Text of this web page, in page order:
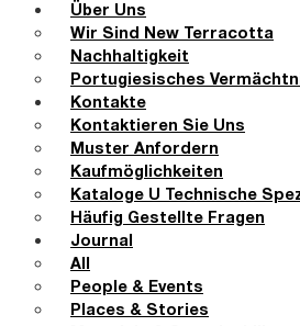
Über Uns
Wir Sind New Terracotta
Nachhaltigkeit
Portugiesisches
Kontakte
Kontaktieren Sie Uns
Muster Anfordern
Kaufmöglichkeiten
Kataloge U Technische
Häufig Gestellte Fragen
Journal
All
People & Events
Places & Stories